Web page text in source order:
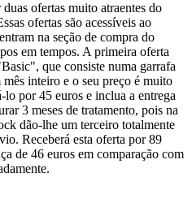
ofertas muito atraentes do
ofertas são acessíveis ao
na seção de compra do
em tempos. A primeira oferta
que consiste numa garrafa
inteiro e o seu preço é muito
por 45 euros e inclua a entrega
3 meses de tratamento, pois na
dão-lhe um terceiro totalmente
Receberá esta oferta por 89
de 46 euros em comparação com